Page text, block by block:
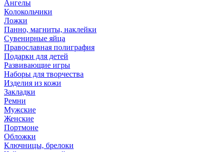
Ангелы
Колокольчики
Ложки
Панно, магниты, наклейки
Сувенирные яйца
Православная полиграфия
Подарки для детей
Развивающие игры
Наборы для творчества
Изделия из кожи
Закладки
Ремни
Мужские
Женские
Портмоне
Обложки
Ключницы, брелоки